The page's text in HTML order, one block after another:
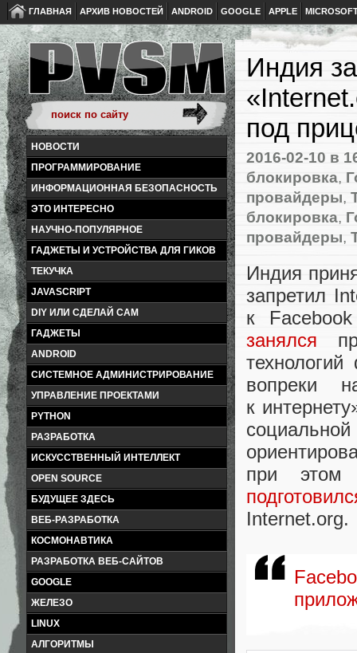
ГЛАВНАЯ АРХИВ НОВОСТЕЙ ANDROID GOOGLE APPLE
НОВОСТИ
ПРОГРАММИРОВАНИЕ
ИНФОРМАЦИОННАЯ БЕЗОПАСНОСТЬ
ЭТО ИНТЕРЕСНО
НАУЧНО-ПОПУЛЯРНОЕ
ГАДЖЕТЫ И УСТРОЙСТВА ДЛЯ ГИКОВ
ТЕКУЧКА
JAVASCRIPT
DIY ИЛИ СДЕЛАЙ САМ
ГАДЖЕТЫ
ANDROID
СИСТЕМНОЕ АДМИНИСТРИРОВАНИЕ
УПРАВЛЕНИЕ ПРОЕКТАМИ
PYTHON
РАЗРАБОТКА
ИСКУССТВЕННЫЙ ИНТЕЛЛЕКТ
OPEN SOURCE
БУДУЩЕЕ ЗДЕСЬ
ВЕБ-РАЗРАБОТКА
КОСМОНАВТИКА
РАЗРАБОТКА ВЕБ-САЙТОВ
GOOGLE
ЖЕЛЕЗО
LINUX
АЛГОРИТМЫ
Индия
под
2016-02-10 в
блокировка,
провайдеры,
блокировка,
провайдеры,
Индия
запретил
к
занялся
вопреки
к
социальной
при этом
Internet.org.